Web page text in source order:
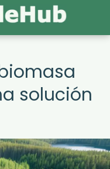
solución